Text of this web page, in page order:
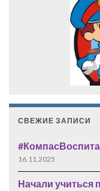
СВЕЖИЕ ЗАПИСИ
16.11.2025
Начали учиться